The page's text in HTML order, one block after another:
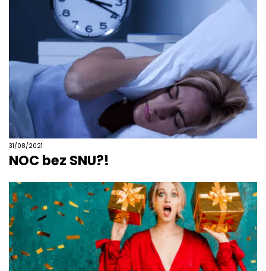
31/08/2021
NOC bez SNU?!